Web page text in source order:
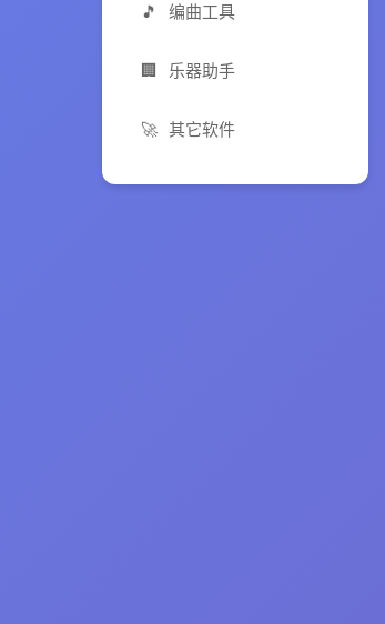
🎵 编曲工具
🏢 乐器助手
🚀 其它软件